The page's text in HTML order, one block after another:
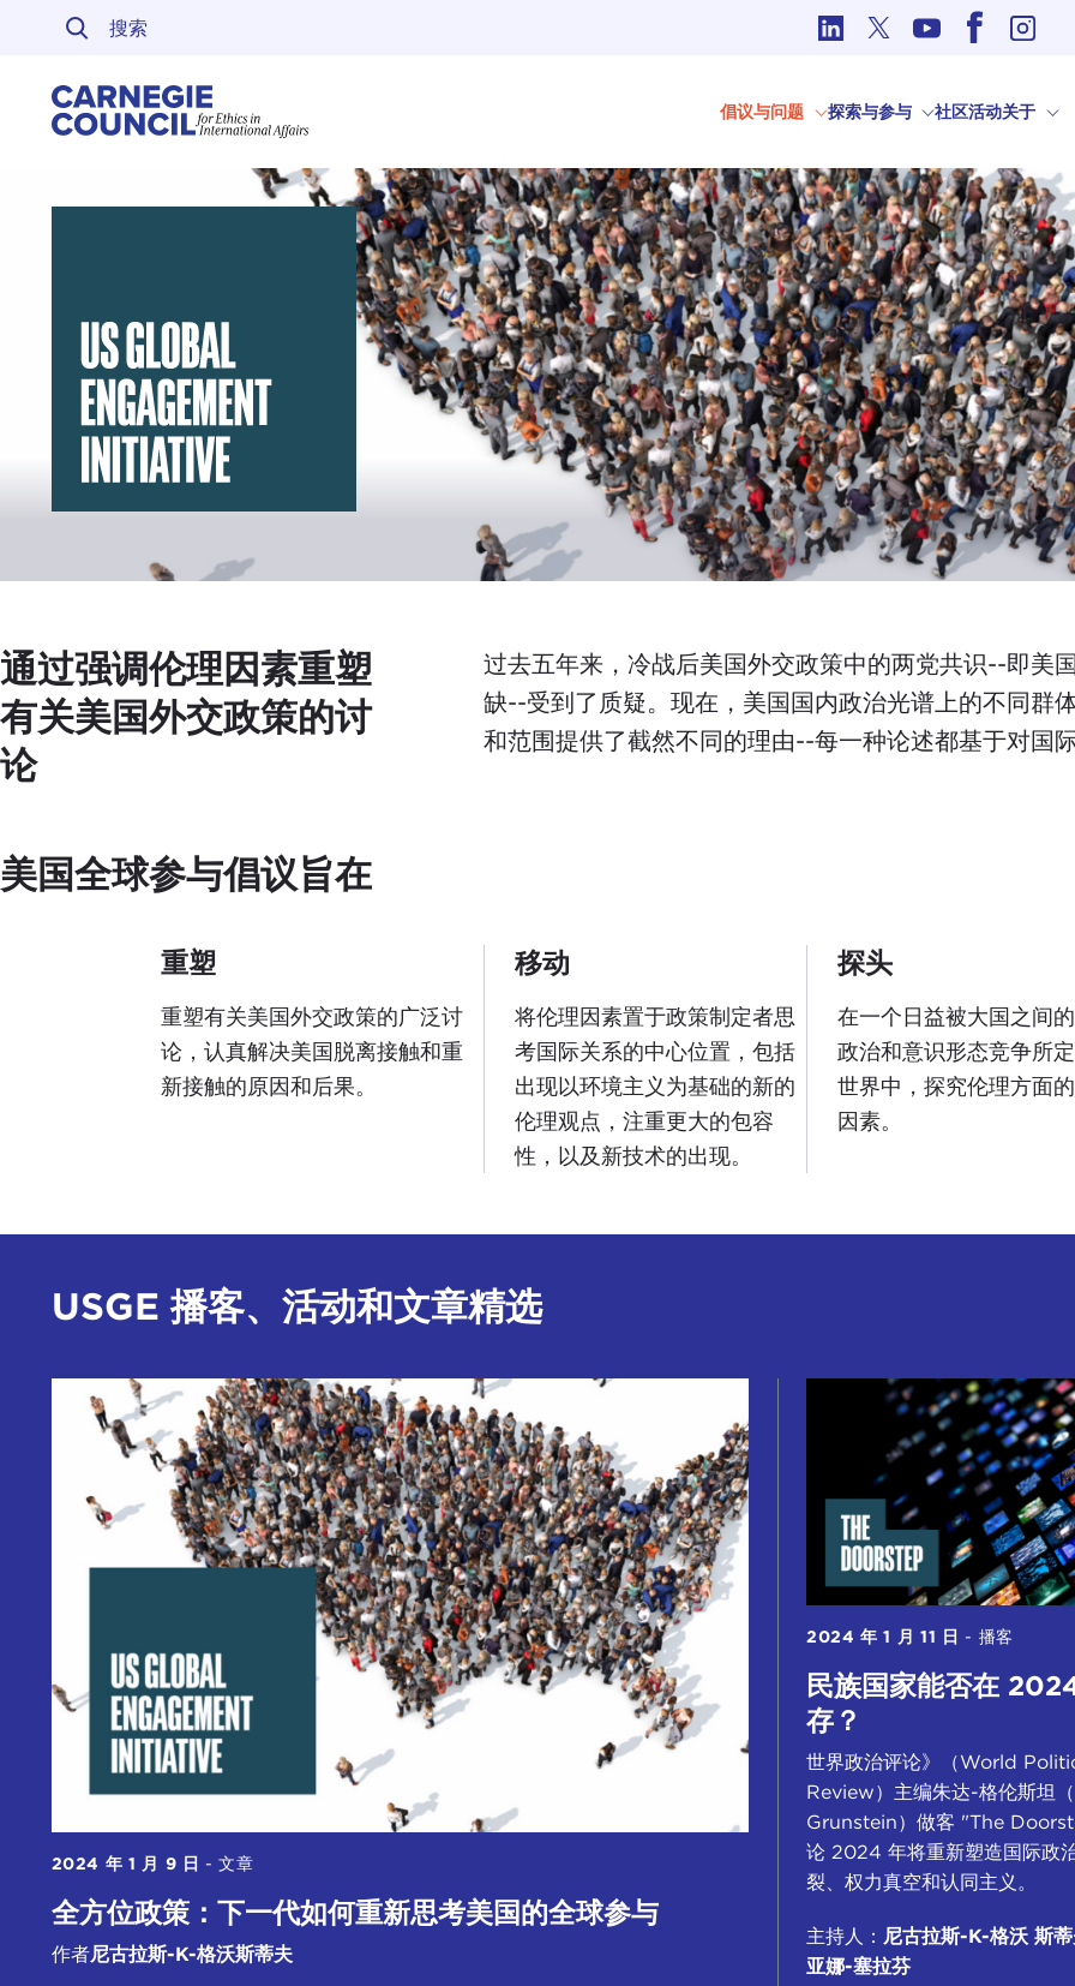
跳至内容
倡议与问题 探索与参与 社区活动关于
通过强调伦理因素重塑
有关美国外交政策的讨
论
过去五年来，冷战后美国外交政策中的两党共识--即美
缺--受到了质疑。现在，美国国内政治光谱上的不同群
和范围提供了截然不同的理由--每一种论述都基于对国
美国全球参与倡议旨在
重塑
重塑有关美国外交政策的广泛讨
论，认真解决美国脱离接触和重
新接触的原因和后果。
移动
将伦理因素置于政策制定者思
考国际关系的中心位置，包括
出现以环境主义为基础的新的
伦理观点，注重更大的包容
性，以及新技术的出现。
探头
在一个日益被大国之间
政治和意识形态竞争所
世界中，探究伦理方面
因素。
USGE 播客、活动和文章精选
2024 年 1 月 9 日 - 文章
全方位政策：下一代如何重新思考美国的全球参与
作者尼古拉斯-K-格沃斯蒂夫
2024 年 1 月 11 日 - 播客
民族国家能否在
存？
世界政治评论》（World
Review）主编朱达-格伦斯坦
Grunstein）做客 "The
论 2024 年将重新塑造国际政
裂、权力真空和认同主义。
主持人： 尼古拉斯-K-格沃 斯
亚娜-塞拉芬